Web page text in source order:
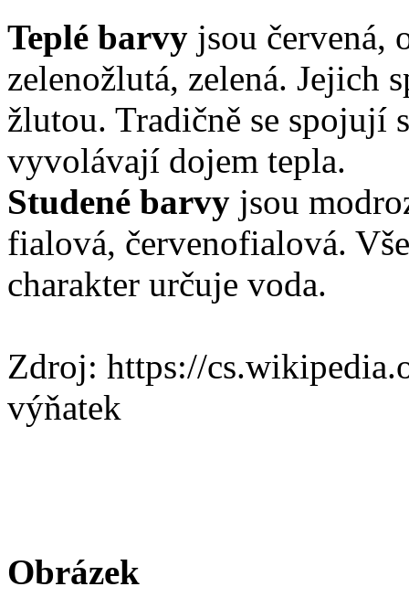
Teplé barvy jsou červená,
zelenožlutá, zelená. Jejich
žlutou. Tradičně se spojují
vyvolávají dojem tepla.
Studené barvy jsou
fialová, červenofialová.
charakter určuje voda.
Zdroj: https://
výňatek
Obrázek